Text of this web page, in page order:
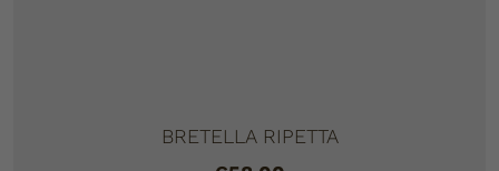
BRETELLA RIPETTA